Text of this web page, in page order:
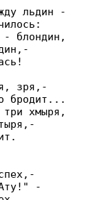
льдин -
блондин,
зря,-
бродит...
хмыря,
-